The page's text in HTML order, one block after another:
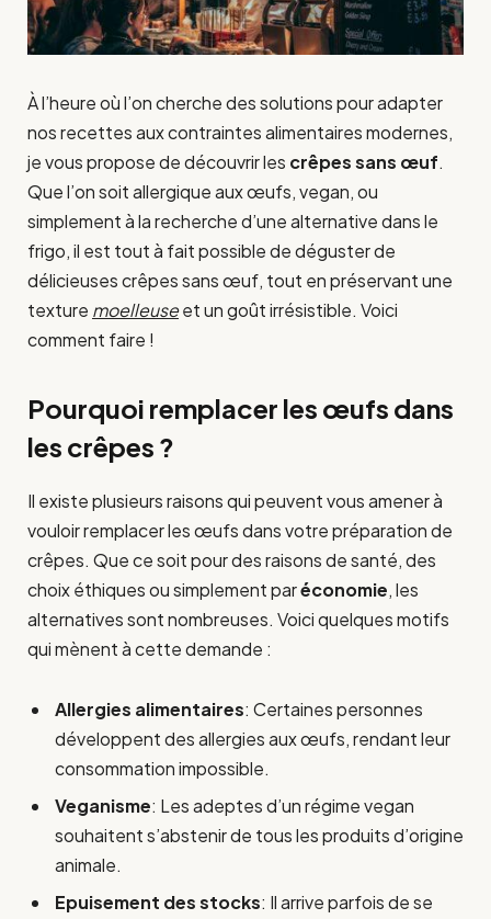
À l’heure où l’on cherche des solutions pour adapter
nos recettes aux contraintes alimentaires modernes,
je vous propose de découvrir les crêpes sans œuf.
Que l’on soit allergique aux œufs, vegan, ou
simplement à la recherche d’une alternative dans le
frigo, il est tout à fait possible de déguster de
délicieuses crêpes sans œuf, tout en préservant une
texture moelleuseet un goût irrésistible. Voici
comment faire !
Pourquoi remplacer les œufs dans
les crêpes ?
Il existe plusieurs raisons qui peuvent vous amener à
vouloir remplacer les œufs dans votre préparation de
crêpes. Que ce soit pour des raisons de santé, des
choix éthiques ou simplement paréconomie, les
alternatives sont nombreuses. Voici quelques motifs
qui mènent à cette demande :
Allergies alimentaires: Certaines personnes
développent des allergies aux œufs, rendant leur
consommation impossible.
Veganisme: Les adeptes d’un régime vegan
souhaitent s’abstenir de tous les produits d’origine
animale.
Epuisement des stocks: Il arrive parfois de se